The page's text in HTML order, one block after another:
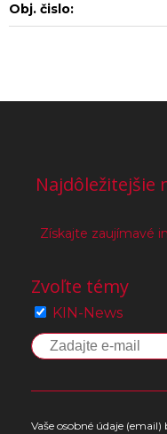
Obj. čislo:
Najdôležitejšie
Získajte zaujímavé
Zvoľte témy
KIN-News
Vaše osobné údaje